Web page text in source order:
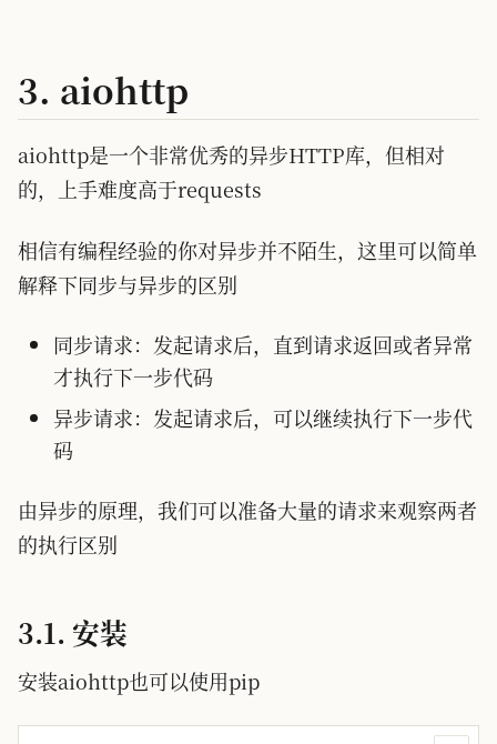
3. aiohttp
aiohttp是一个非常优秀的异步HTTP库，但相对
的，上手难度高于requests
相信有编程经验的你对异步并不陌生，这里可以简单
解释下同步与异步的区别
同步请求：发起请求后，直到请求返回或者异常
才执行下一步代码
异步请求：发起请求后，可以继续执行下一步代
码
由异步的原理，我们可以准备大量的请求来观察两者
的执行区别
3.1. 安装
安装aiohttp也可以使用pip